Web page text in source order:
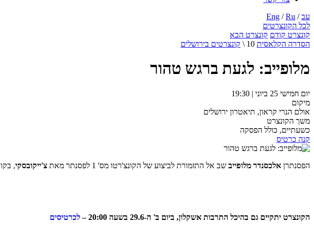
עב/
Eng /Ru
לכל הקונצרטים
קונצרט קודם קונצרט הבא
הסדרה הקלאסית
קונצרטים בירושלים
מלופייב: לגעת ברגש טהור
יום חמישי 25 ביוני
| 19:30
מיקום
אולם הנרי קראון, תיאטרון ירושלים
משך הקונצרט
כשעתיים, כולל הפסקה
קנה כרטיס
הפסנתרן אלכסנדר מלופייב שב אל התזמורת לביצוע של הקונצ'רטו מס' 1 לפסנתר מאת צ'ייקובסקי,
הקונצרט יתקיים גם בהיכל התרבות אשקלון, ביום ב' ה-29.6 בשעה 20:00 –
לכרטיסים